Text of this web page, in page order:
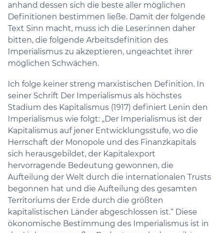
anhand dessen sich die beste aller möglichen
Definitionen bestimmen ließe. Damit der folgende
Text Sinn macht, muss ich die Leser:innen daher
bitten, die folgende Arbeitsdefinition des
Imperialismus zu akzeptieren, ungeachtet ihrer
möglichen Schwächen.
Ich folge keiner streng marxistischen Definition. In
seiner Schrift Der Imperialismus als höchstes
Stadium des Kapitalismus (1917) definiert Lenin den
Imperialismus wie folgt: „Der Imperialismus ist der
Kapitalismus auf jener Entwicklungsstufe, wo die
Herrschaft der Monopole und des Finanzkapitals
sich herausgebildet, der Kapitalexport
hervorragende Bedeutung gewonnen, die
Aufteilung der Welt durch die internationalen Trusts
begonnen hat und die Aufteilung des gesamten
Territoriums der Erde durch die größten
kapitalistischen Länder abgeschlossen ist.“ Diese
ökonomische Bestimmung des Imperialismus ist in